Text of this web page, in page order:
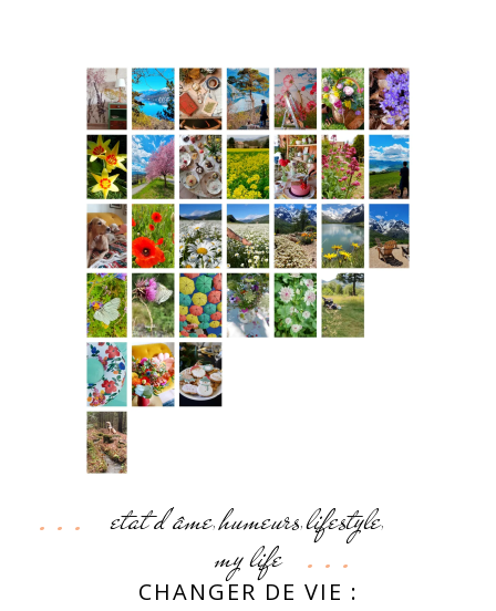
etat d'âme, humeurs,lifestyle,
my life
CHANGER DE VIE :